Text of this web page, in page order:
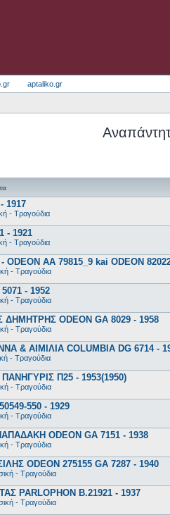
aptaliko.gr
1917
- Τραγούδια
- 1921
- Τραγούδια
AA 79815_9 kai ODEON
- Τραγούδια
- 1952
- Τραγούδια
ODEON GA 8029 - 1958
- Τραγούδια
ΑΙΜΙΛΙΑ COLUMBIA DG 6714 -
- Τραγούδια
Π25 - 1953(1950)
- Τραγούδια
550 - 1929
- Τραγούδια
ODEON GA 7151 - 1938
- Τραγούδια
ODEON 275155 GA 7287 - 1940
- Τραγούδια
PARLOPHON B.21921 - 1937
- Τραγούδια